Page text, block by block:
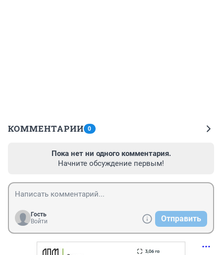
КОММЕНТАРИИ 0
Пока нет ни одного комментария.
Начните обсуждение первым!
Гость
Войти
Отправить